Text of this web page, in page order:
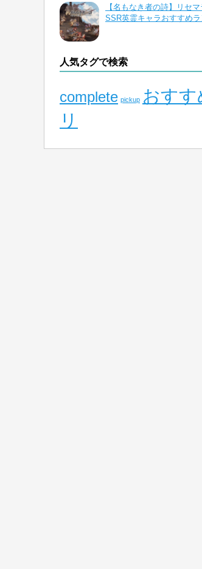
【名もなき者の詩】リセ
SSR英霊キャラおすすめ
人気タグで検索
complete pickup おす
リ